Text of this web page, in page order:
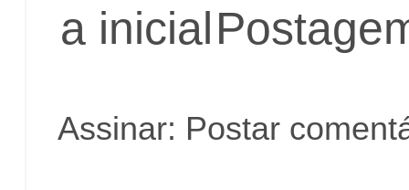
a inicial
Assinar: Postar